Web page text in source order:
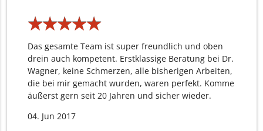
★★★★★
★★★★★
Das gesamte Team ist super freundlich und oben
drein auch kompetent. Erstklassige Beratung bei Dr.
Wagner, keine Schmerzen, alle bisherigen Arbeiten,
die bei mir gemacht wurden, waren perfekt. Komme
äußerst gern seit 20 Jahren und sicher wieder.
04. Jun 2017